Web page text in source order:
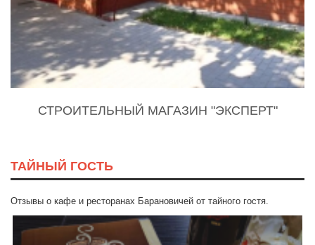
СТРОИТЕЛЬНЫЙ МАГАЗИН "ЭКСПЕРТ"
ТАЙНЫЙ ГОСТЬ
Отзывы о кафе и ресторанах Барановичей от тайного гостя.